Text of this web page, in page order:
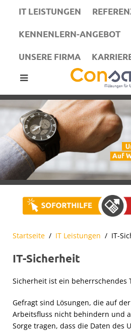
IT LEISTUNGEN
KENNENLERN-ANGEBOT
UNSERE FIRMA
Startseite IT Leistungen IT-
IT-Sicherheit
Sicherheit ist ein beherrschendes
Gefragt sind Lösungen, die auf
Arbeitsfluss nicht behindern und
Sorge tragen, dass die Daten des